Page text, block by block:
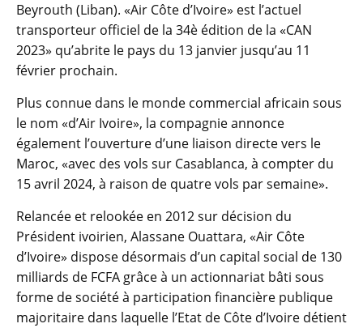
Beyrouth (Liban). «Air Côte d’Ivoire» est l’actuel
transporteur officiel de la 34è édition de la «CAN
2023» qu’abrite le pays du 13 janvier jusqu’au 11
février prochain.
Plus connue dans le monde commercial africain sous
le nom «d’Air Ivoire», la compagnie annonce
également l’ouverture d’une liaison directe vers le
Maroc, «avec des vols sur Casablanca, à compter du
15 avril 2024, à raison de quatre vols par semaine».
Relancée et relookée en 2012 sur décision du
Président ivoirien, Alassane Ouattara, «Air Côte
d’Ivoire» dispose désormais d’un capital social de 130
milliards de FCFA grâce à un actionnariat bâti sous
forme de société à participation financière publique
majoritaire dans laquelle l’Etat de Côte d’Ivoire détient